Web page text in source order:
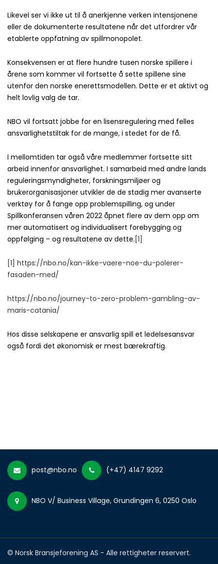
Likevel ser vi ikke ut til å anerkjenne verken intensjonene
eller de dokumenterte resultatene når det utfordrer vår
etablerte oppfatning av spillmonopolet.
Konsekvensen er at flere hundre tusen norske spillere i
årene som kommer vil fortsette å sette spillene sine
utenfor den norske enerettsmodellen. Dette er et aktivt og
helt lovlig valg de tar.
NBO vil fortsatt jobbe for en lisensregulering med felles
ansvarlighetstiltak for de mange, i stedet for de få.
I mellomtiden tar også våre medlemmer fortsette sitt
arbeid innenfor ansvarlighet. I samarbeid med andre lands
reguleringsmyndigheter, forskningsmiljøer og
brukerorganisasjoner utvikler de de stadig mer avanserte
verktøy for å fange opp problemspilling, og under
Spillkonferansen våren 2022 åpnet flere av dem opp om
mer automatisert og individualisert forebygging og
oppfølging – og resultatene av dette. [1]
[1] https://nbo.no/kan-ikke-vaere-noe-du-polerer-
fasaden-med/
https://nbo.no/journey-to-zero-problem-gambling-av-
maris-catania/
Hos disse selskapene er ansvarlig spill et ledelsesansvar
også fordi det økonomisk er mest bærekraftig.
post@nbo.no (+47) 4147 9292
NBO V/ Business Village, Grundingen 6, 0250 Oslo
© Norsk Bransjeforening AS - Alle rettigheter reservert.